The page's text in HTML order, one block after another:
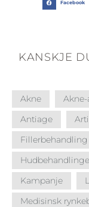
Facebook
KANSKJE
Akne Akne-
Antiage
Fillerbehandling
Kampanje
Medisinsk